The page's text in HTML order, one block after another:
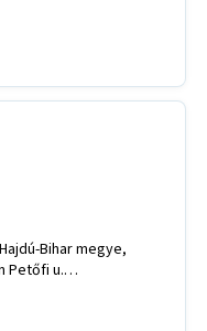
Bihar megye,
Petőfi u.